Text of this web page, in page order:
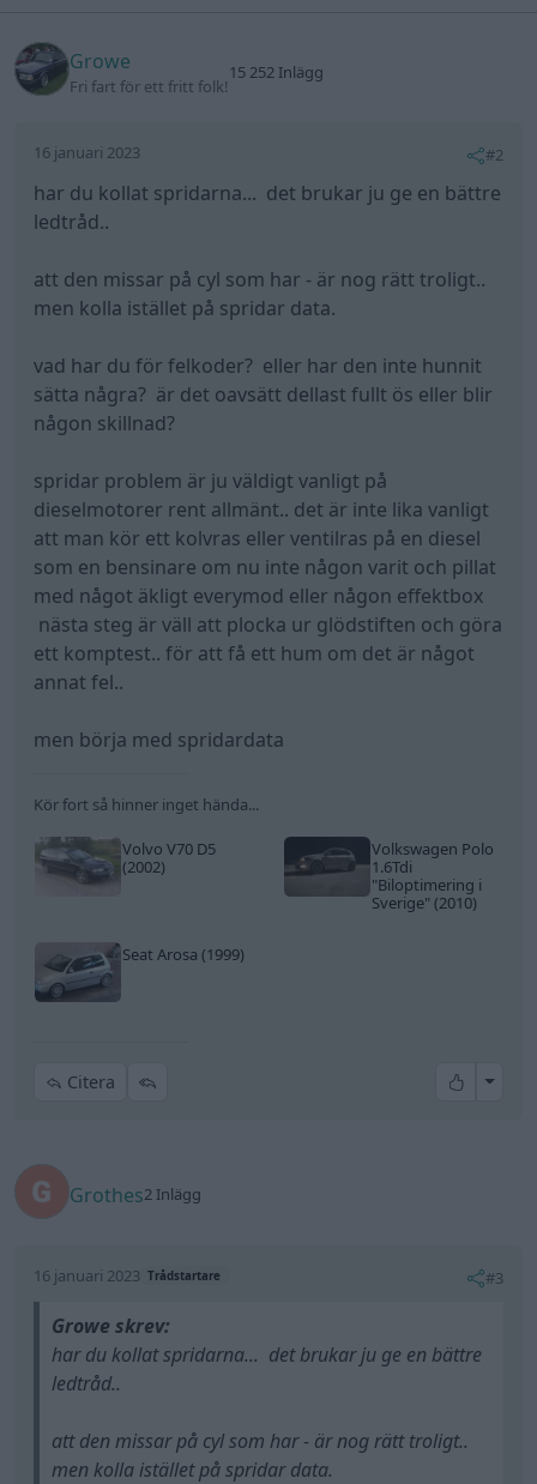
Growe
Fri fart för ett fritt folk!
15 252 Inlägg
16 januari 2023 #2
har du kollat spridarna... det brukar ju ge en bättre
ledtråd..
att den missar på cyl som har - är nog rätt troligt..
men kolla istället på spridar data.
vad har du för felkoder? eller har den inte hunnit
sätta några? är det oavsätt dellast fullt ös eller blir
någon skillnad?
spridar problem är ju väldigt vanligt på
dieselmotorer rent allmänt.. det är inte lika vanligt
att man kör ett kolvras eller ventilras på en diesel
som en bensinare om nu inte någon varit och pillat
med något äkligt everymod eller någon effektbox
nästa steg är väll att plocka ur glödstiften och göra
ett komptest.. för att få ett hum om det är något
annat fel..
men börja med spridardata
Kör fort så hinner inget hända...
Volvo V70 D5
(2002)
Volkswagen Polo
1.6Tdi
"Biloptimering i
Sverige"(2010)
Seat Arosa (1999)
Citera All
Grothes2 Inlägg
16 januari 2023 Trådstartare #3
Growe skrev:
har du kollat spridarna... det brukar ju ge en bättre
ledtråd..
att den missar på cyl som har - är nog rätt troligt..
men kolla istället på spridar data.